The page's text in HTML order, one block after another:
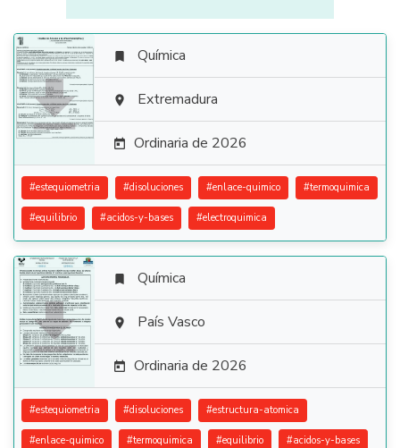

 Química
 Extremadura
 Ordinaria de 2026
#estequiometria #disoluciones #enlace-quimico #termoquimica
#equilibrio #acidos-y-bases #electroquimica

 Química
 País Vasco
 Ordinaria de 2026
#estequiometria #disoluciones #estructura-atomica
#enlace-quimico #termoquimica #equilibrio #acidos-y-bases